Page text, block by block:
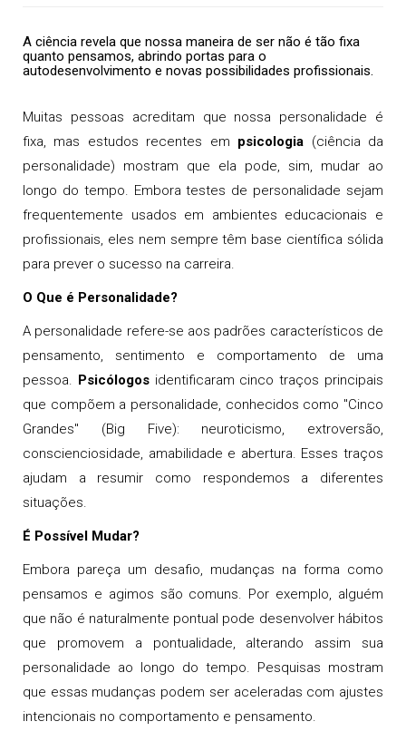
A ciência revela que nossa maneira de ser não é tão fixa
quanto pensamos, abrindo portas para o
autodesenvolvimento e novas possibilidades profissionais.
Muitas pessoas acreditam que nossa personalidade é
fixa, mas estudos recentes em psicologia (ciência da
personalidade) mostram que ela pode, sim, mudar ao
longo do tempo. Embora testes de personalidade sejam
frequentemente usados em ambientes educacionais e
profissionais, eles nem sempre têm base científica sólida
para prever o sucesso na carreira.
O Que é Personalidade?
A personalidade refere-se aos padrões característicos de
pensamento, sentimento e comportamento de uma
pessoa. Psicólogosidentificaram cinco traços principais
que compõem a personalidade, conhecidos como "Cinco
Grandes" (Big Five): neuroticismo, extroversão,
conscienciosidade, amabilidade e abertura. Esses traços
ajudam a resumir como respondemos a diferentes
situações.
É Possível Mudar?
Embora pareça um desafio, mudanças na forma como
pensamos e agimos são comuns. Por exemplo, alguém
que não é naturalmente pontual pode desenvolver hábitos
que promovem a pontualidade, alterando assim sua
personalidade ao longo do tempo. Pesquisas mostram
que essas mudanças podem ser aceleradas com ajustes
intencionais no comportamento e pensamento.